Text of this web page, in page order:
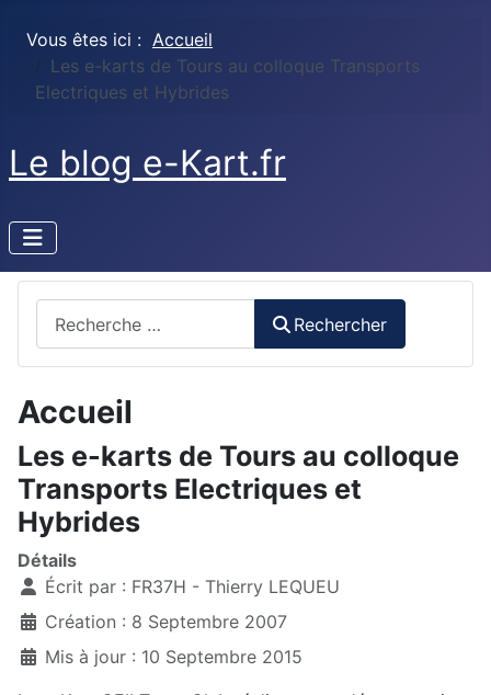
Vous êtes ici : Accueil
Les e-karts de Tours au colloque Transports
Electriques et Hybrides
Le blog e-Kart.fr
Rechercher
Accueil
Les e-karts de Tours au colloque
Transports Electriques et
Hybrides
Détails
Écrit par : FR37H - Thierry LEQUEU
Création : 8 Septembre 2007
Mis à jour : 10 Septembre 2015